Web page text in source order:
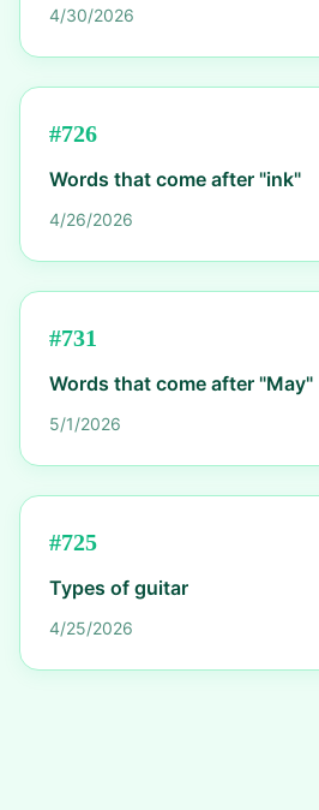
4/30/2026
#726
Words that come after "ink"
4/26/2026
#731
Words that come after "May"
5/1/2026
#725
Types of guitar
4/25/2026